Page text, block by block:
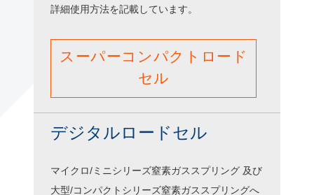
詳細使用方法を記載しています。
スーパーコンパクトロード
セル
デジタルロードセル
マイクロ/ミニシリーズ窒素ガススプリング 及び
大型/コンパクトシリーズ窒素ガススプリングへ